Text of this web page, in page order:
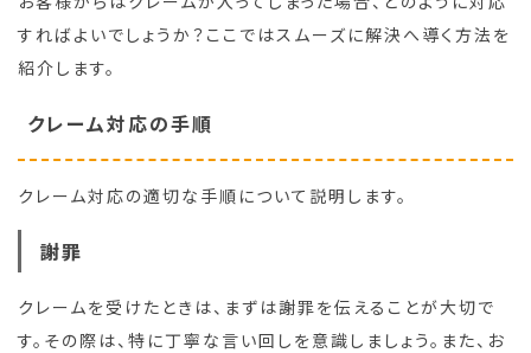
すればよいでしょうか？ここではスムーズに解決へ導く方法を
紹介します。
クレーム対応の手順
クレーム対応の適切な手順について説明します。
謝罪
クレームを受けたときは、まずは謝罪を伝えることが大切で
す。その際は、特に丁寧な言い回しを意識しましょう。また、お